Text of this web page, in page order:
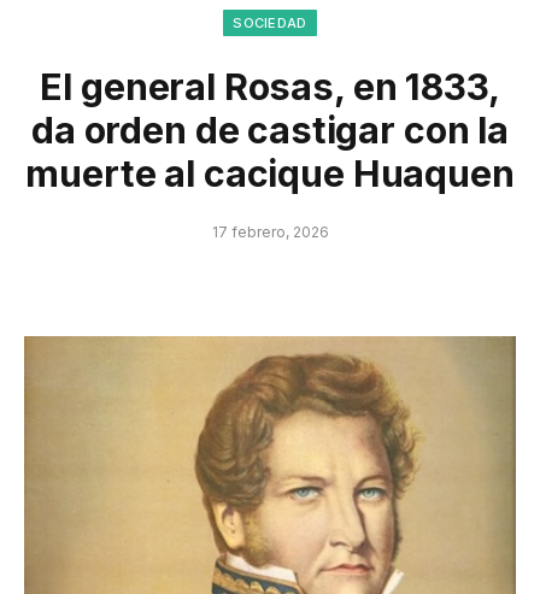
SOCIEDAD
El general Rosas, en 1833,
da orden de castigar con la
muerte al cacique Huaquen
17 febrero, 2026